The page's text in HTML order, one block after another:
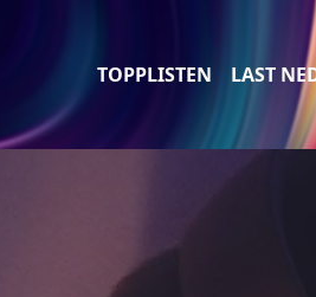
TOPPLISTEN LAST